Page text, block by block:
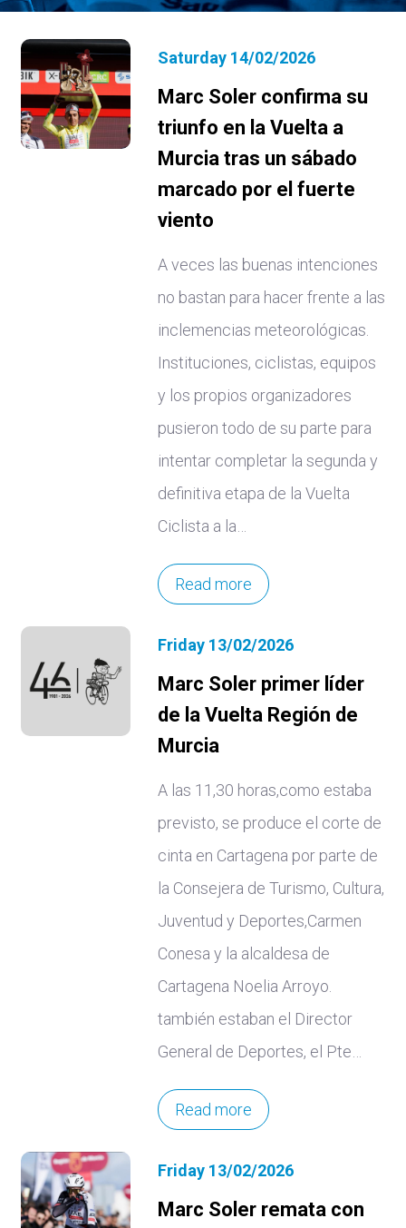
Saturday 14/02/2026
Marc Soler confirma su
triunfo en la Vuelta a
Murcia tras un sábado
marcado por el fuerte
viento
A veces las buenas intenciones
no bastan para hacer frente a las
inclemencias meteorológicas.
Instituciones, ciclistas, equipos
y los propios organizadores
pusieron todo de su parte para
intentar completar la segunda y
definitiva etapa de la Vuelta
Ciclista a la…
Read more
Friday 13/02/2026
Marc Soler primer líder
de la Vuelta Región de
Murcia
A las 11,30 horas,como estaba
previsto, se produce el corte de
cinta en Cartagena por parte de
la Consejera de Turismo, Cultura,
Juventud y Deportes,Carmen
Conesa y la alcaldesa de
Cartagena Noelia Arroyo.
también estaban el Director
General de Deportes, el Pte…
Read more
Friday 13/02/2026
Marc Soler remata con